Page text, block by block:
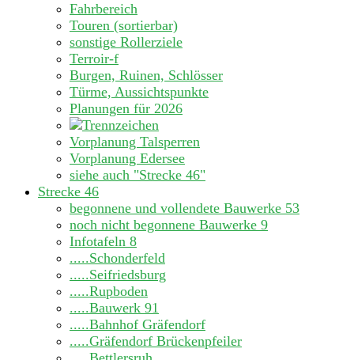
Fahrbereich
Touren (sortierbar)
sonstige Rollerziele
Terroir-f
Burgen, Ruinen, Schlösser
Türme, Aussichtspunkte
Planungen für 2026
Vorplanung Talsperren
Vorplanung Edersee
siehe auch "Strecke 46"
Strecke 46
begonnene und vollendete Bauwerke 53
noch nicht begonnene Bauwerke 9
Infotafeln 8
.....Schonderfeld
.....Seifriedsburg
.....Rupboden
.....Bauwerk 91
.....Bahnhof Gräfendorf
.....Gräfendorf Brückenpfeiler